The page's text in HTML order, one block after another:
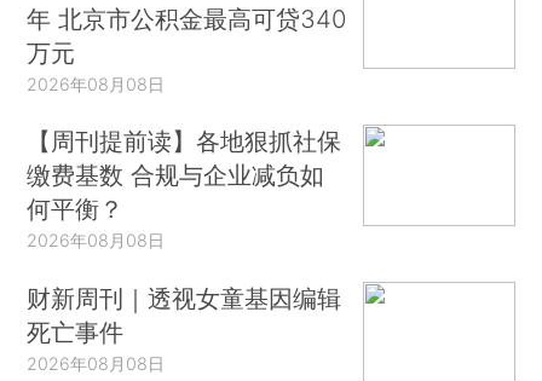
年 北京市公积金最高可贷340
万元
2026年08月08日
【周刊提前读】各地狠抓社保
缴费基数 合规与企业减负如
何平衡？
2026年08月08日
财新周刊｜透视女童基因编辑
死亡事件
2026年08月08日